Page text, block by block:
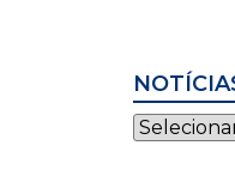
Notícias
por